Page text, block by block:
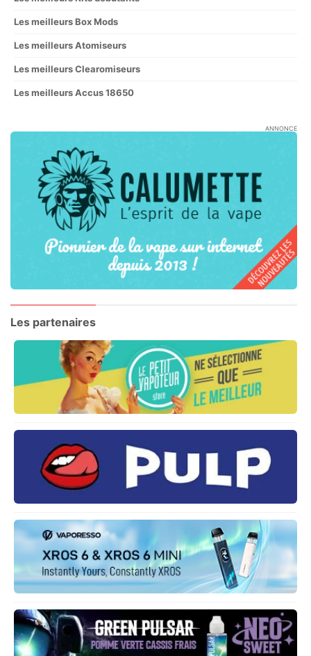
Les meilleurs Box Mods
Les meilleurs Atomiseurs
Les meilleurs Clearomiseurs
Les meilleurs Accus 18650
ANNONCE
Les partenaires